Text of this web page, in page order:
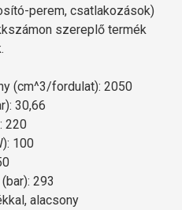
perem, csatlakozások)
szereplő termék
(cm^3/fordulat): 2050
30,66
220
100
293
alacsony